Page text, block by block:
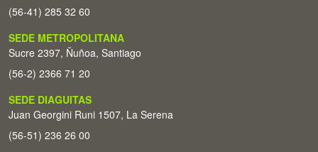
(56-41) 285 32 60
SEDE METROPOLITANA
Sucre 2397, Ñuñoa, Santiago
(56-2) 2366 71 20
SEDE DIAGUITAS
Juan Georgini Runi 1507, La Serena
(56-51) 236 26 00